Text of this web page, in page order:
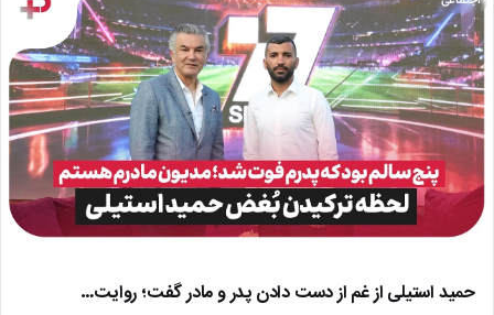
حمید استیلی از غم از دست دادن پدر و مادر گفت؛ روایت…